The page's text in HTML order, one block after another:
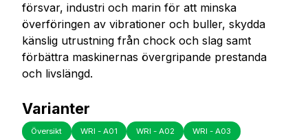
Estonian
Finnish
Danish
försvar, industri och marin för att minska
överföringen av vibrationer och buller, skydda
känslig utrustning från chock och slag samt
förbättra maskinernas övergripande prestanda
och livslängd.
Varianter
Översikt WRI - A01 WRI - A02 WRI - A03